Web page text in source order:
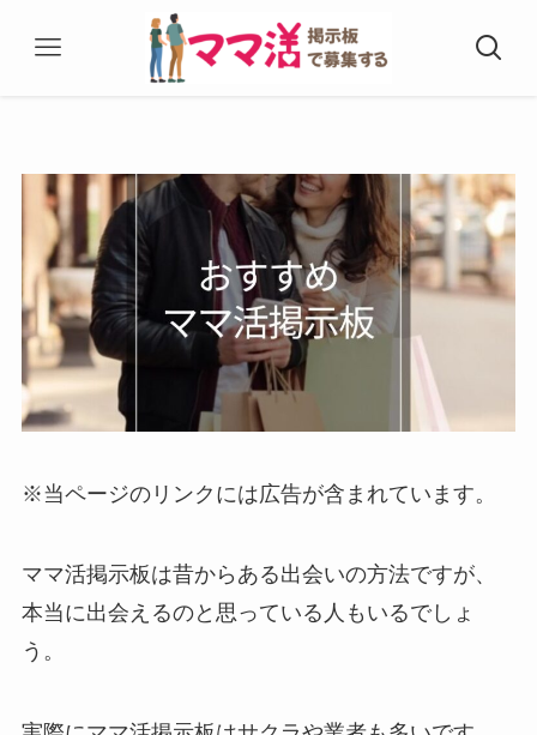
※当ページのリンクには広告が含まれています。
ママ活掲示板は昔からある出会いの方法ですが、
本当に出会えるのと思っている人もいるでしょ
う。